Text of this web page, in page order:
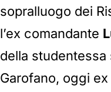
sopralluogo dei
l’ex comandante
della
Garofano, oggi